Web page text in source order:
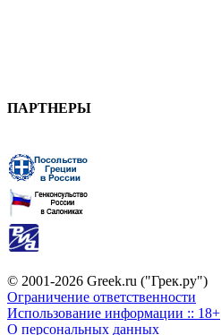
ПАРТНЕРЫ
© 2001-2026 Greek.ru ("Грек.ру")
Ограничение ответственности
Использование информации :: 18+
О персональных данных